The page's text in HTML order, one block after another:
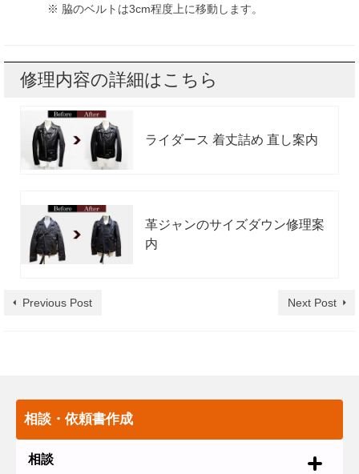
※ 脇のベルトは3cm程度上に移動します。
修理内容の詳細はこちら
ライダース 着丈詰め 直し案内
革ジャンのサイズダウン修理案
内
Previous Post Next Post
相談・依頼書作成
相談